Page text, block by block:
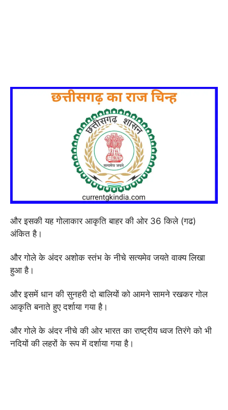
और इसकी यह गोलाकार आकृति बाहर की ओर 36 किले (गढ)
अंकित है।
और गोले के अंदर अशोक स्तंभ के नीचे सत्यमेव जयते वाक्य लिखा
हुआ है।
और इसमें धान की सुनहरी दो बालियों को आमने सामने रखकर गोल
आकृति बनाते हुए दर्शाया गया है।
और गोले के अंदर नीचे की ओर भारत का राष्ट्रीय ध्वज तिरंगे को भी
नदियों की लहरों के रूप में दर्शाया गया है।